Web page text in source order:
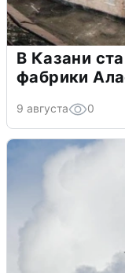
В Казани
фабрики
9 августа 0